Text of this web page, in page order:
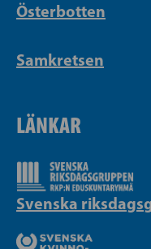
Österbotten
Samkretsen
LÄNKAR
Svenska